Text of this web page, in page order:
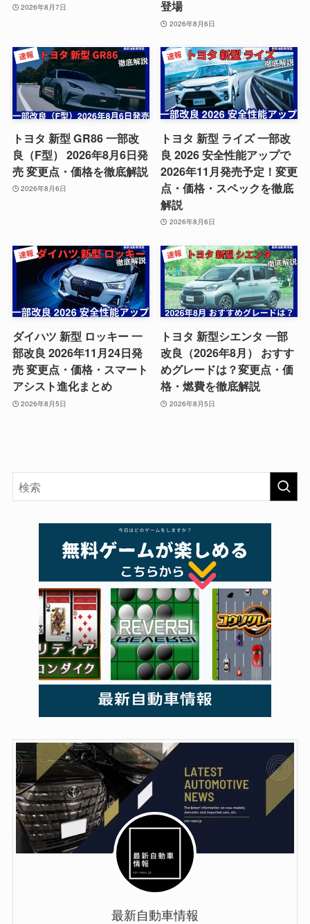
2026年8月7日 登場
2026年8月6日
トヨタ 新型 GR86 一部改
良（F型） 2026年8月6日発
売 変更点・価格を徹底解説
2026年8月6日
トヨタ 新型 ライズ 一部改
良 2026 安全性能アップで
2026年11月発売予定！変更
点・価格・スペックを徹底
解説
2026年8月6日
ダイハツ 新型 ロッキー 一
部改良 2026年11月24日発
売 変更点・価格・スマート
アシスト進化まとめ
2026年8月5日
トヨタ 新型シエンタ 一部
改良（2026年8月） おすす
めグレードは？変更点・価
格・燃費を徹底解説
2026年8月5日
最新自動車情報